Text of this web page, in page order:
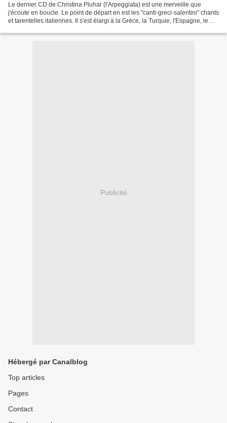
Le dernier CD de Christina Pluhar (l'Arpeggiata) est une merveille que
j'écoute en boucle. Le point de départ en est les "canti-greci-salentini" chants
et tarentelles italiennes. Il s'est élargi à la Grèce, la Turquie, l'Espagne, le
Publicité
Hébergé par Canalblog
Top articles
Pages
Contact